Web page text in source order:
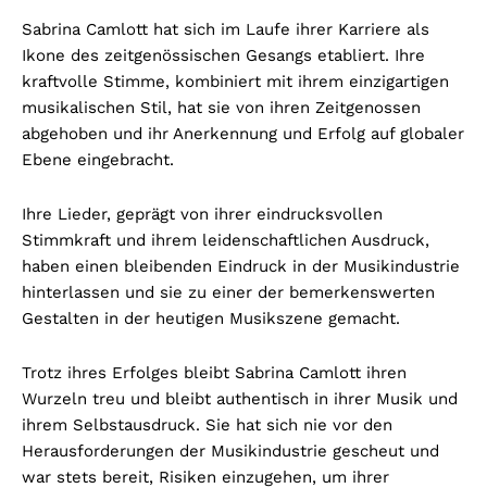
Sabrina Camlott hat sich im Laufe ihrer Karriere als
Ikone des zeitgenössischen Gesangs etabliert. Ihre
kraftvolle Stimme, kombiniert mit ihrem einzigartigen
musikalischen Stil, hat sie von ihren Zeitgenossen
abgehoben und ihr Anerkennung und Erfolg auf globaler
Ebene eingebracht.
Ihre Lieder, geprägt von ihrer eindrucksvollen
Stimmkraft und ihrem leidenschaftlichen Ausdruck,
haben einen bleibenden Eindruck in der Musikindustrie
hinterlassen und sie zu einer der bemerkenswerten
Gestalten in der heutigen Musikszene gemacht.
Trotz ihres Erfolges bleibt Sabrina Camlott ihren
Wurzeln treu und bleibt authentisch in ihrer Musik und
ihrem Selbstausdruck. Sie hat sich nie vor den
Herausforderungen der Musikindustrie gescheut und
war stets bereit, Risiken einzugehen, um ihrer